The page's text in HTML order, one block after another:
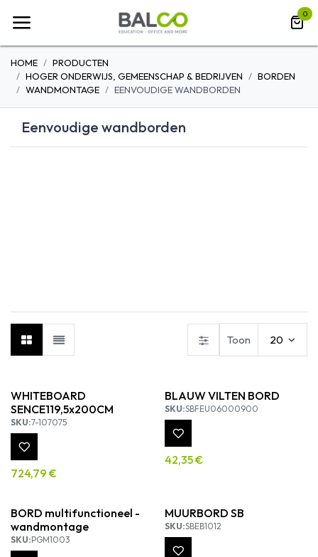
0
HOME
PRODUCTEN
HOGER ONDERWIJS, GEMEENSCHAP & BEDRIJVEN
BORDEN
WANDMONTAGE
EENVOUDIGE WANDBORDEN
Eenvoudige wandborden
Toon 20
WHITEBOARD
SENCE119,5x200CM
SKU:7-107075
724,79 €
BLAUW VILTEN BORD
SKU:SBFEU06000900
42,35€
BORD multifunctioneel -
wandmontage
SKU:PGM1003
MUURBORD SB
SKU:SBEB1012